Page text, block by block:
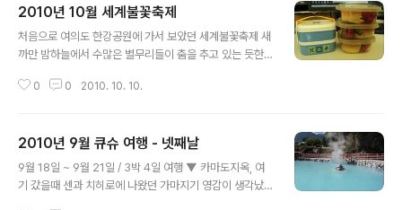
2010년 10월 세계불꽃축제
처음으로 여의도 한강공원에 가서 보았던 세계불꽃축제 새
까만 밤하늘에서 수많은 별무리들이 춤을 추고 있는 듯한
les의 I can fly도 정말 멋졌어! ▼ 뽀너스~!! 불꽃축제 끝
0 0 2010. 10. 10.
2010년 9월 큐슈 여행 - 넷째날
9월 18일 ~ 9월 21일 / 3박 4일 여행 ▼ 카마도지옥, 여
기 갔을때 센과 치히로에 나왔던 가마지기 영감이 생각났